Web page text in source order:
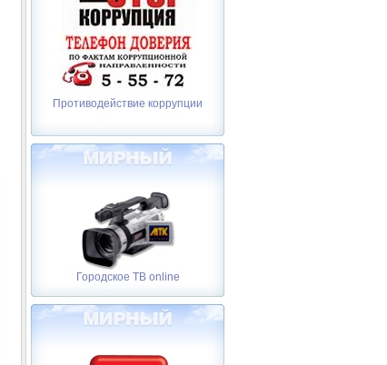
Противодействие коррупции
Городское ТВ online